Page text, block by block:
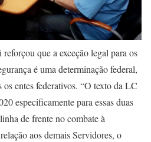
que a exceção legal para os
é uma determinação federal,
entes federativos. “O texto da LC
especificamente para essas duas
de frente no combate à
aos demais Servidores, o